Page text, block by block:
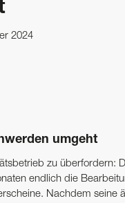
2024
umgeht
zu überfordern:
endlich die
Nachdem seine